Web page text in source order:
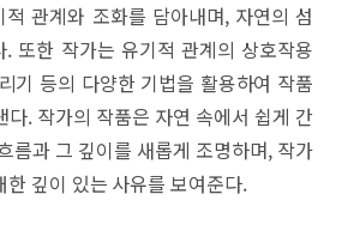
관계와 조화를 담아내며, 자연의 섬
또한 작가는 유기적 관계의 상호작용
기 등의 다양한 기법을 활용하여 작품
다. 작가의 작품은 자연 속에서 쉽게 간
름과 그 깊이를 새롭게 조명하며, 작가
한 깊이 있는 사유를 보여준다.